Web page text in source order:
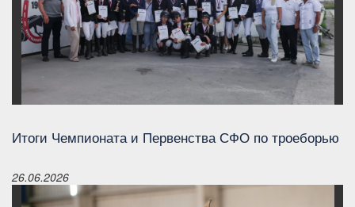
Итоги Чемпионата и Первенства СФО по троеборью
26.06.2026